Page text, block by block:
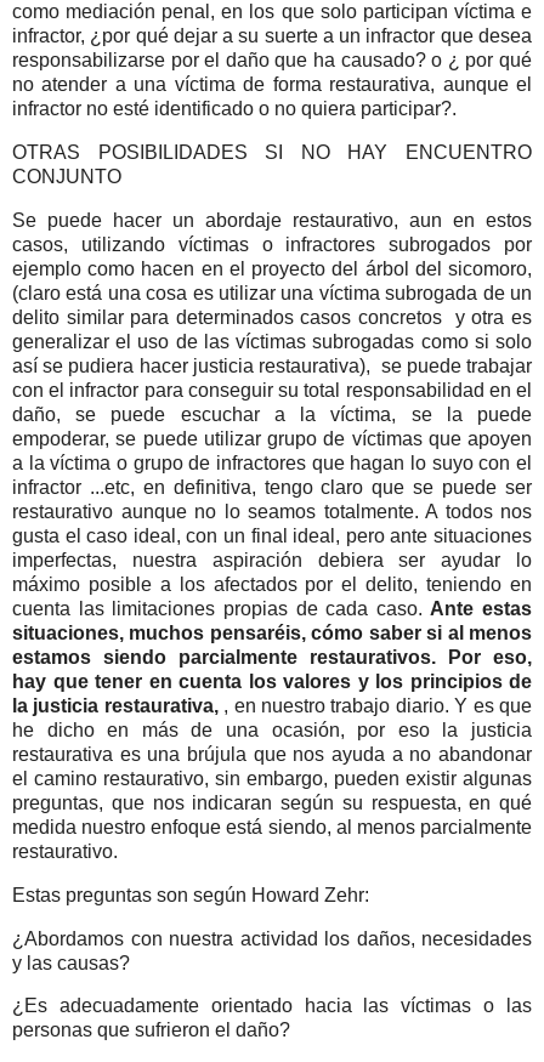
como mediación penal, en los que solo participan víctima e
infractor, ¿por qué dejar a su suerte a un infractor que desea
responsabilizarse por el daño que ha causado? o ¿ por qué
no atender a una víctima de forma restaurativa, aunque el
infractor no esté identificado o no quiera participar?.
OTRAS POSIBILIDADES SI NO HAY ENCUENTRO
CONJUNTO
Se puede hacer un abordaje restaurativo, aun en estos
casos, utilizando víctimas o infractores subrogados por
ejemplo como hacen en el proyecto del árbol del sicomoro,
(claro está una cosa es utilizar una víctima subrogada de un
delito similar para determinados casos concretos y otra es
generalizar el uso de las víctimas subrogadas como si solo
así se pudiera hacer justicia restaurativa), se puede trabajar
con el infractor para conseguir su total responsabilidad en el
daño, se puede escuchar a la víctima, se la puede
empoderar, se puede utilizar grupo de víctimas que apoyen
a la víctima o grupo de infractores que hagan lo suyo con el
infractor ...etc, en definitiva, tengo claro que se puede ser
restaurativo aunque no lo seamos totalmente. A todos nos
gusta el caso ideal, con un final ideal, pero ante situaciones
imperfectas, nuestra aspiración debiera ser ayudar lo
máximo posible a los afectados por el delito, teniendo en
cuenta las limitaciones propias de cada caso. Ante estas
situaciones, muchos pensaréis, cómo saber si al menos
estamos siendo parcialmente restaurativos. Por eso,
hay que tener en cuenta los valores y los principios de
la justicia restaurativa,, en nuestro trabajo diario. Y es que
he dicho en más de una ocasión, por eso la justicia
restaurativa es una brújula que nos ayuda a no abandonar
el camino restaurativo, sin embargo, pueden existir algunas
preguntas, que nos indicaran según su respuesta, en qué
medida nuestro enfoque está siendo, al menos parcialmente
restaurativo.
Estas preguntas son según Howard Zehr:
¿Abordamos con nuestra actividad los daños, necesidades
y las causas?
¿Es adecuadamente orientado hacia las víctimas o las
personas que sufrieron el daño?